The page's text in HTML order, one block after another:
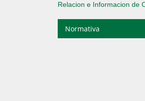
Relacion e Informacion de
Normativa